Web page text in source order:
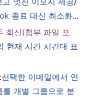
종료 대신 최소화...
회신(첨부 파일 포
현재 시간 시간대 표
:선택한 이메일에서 연
를 개별 그룹으로 분